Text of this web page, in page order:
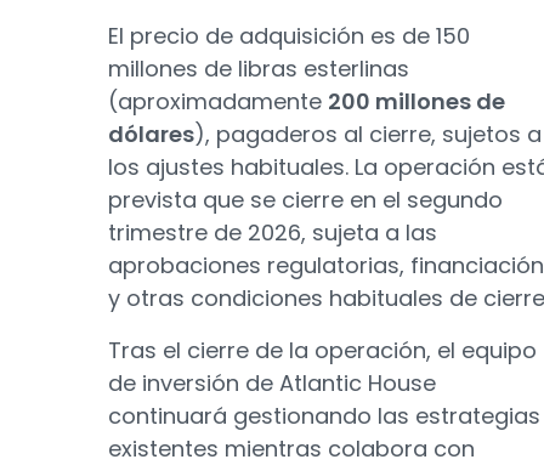
El precio de adquisición es de 150
millones de libras esterlinas
(aproximadamente 200 millones de
dólares), pagaderos al cierre, sujetos a
los ajustes habituales. La operación
prevista que se cierre en el segundo
trimestre de 2026, sujeta a las
aprobaciones regulatorias, financiación
y otras condiciones habituales de
Tras el cierre de la operación, el equipo
de inversión de Atlantic House
continuará gestionando las estrategias
existentes mientras colabora con